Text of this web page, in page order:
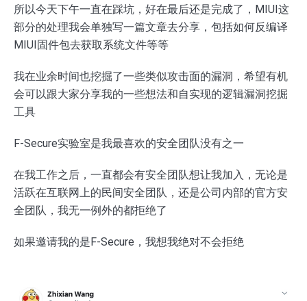
所以今天下午一直在踩坑，好在最后还是完成了，MIUI这
部分的处理我会单独写一篇文章去分享，包括如何反编译
MIUI固件包去获取系统文件等等
我在业余时间也挖掘了一些类似攻击面的漏洞，希望有机
会可以跟大家分享我的一些想法和自实现的逻辑漏洞挖掘
工具
F-Secure实验室是我最喜欢的安全团队没有之一
在我工作之后，一直都会有安全团队想让我加入，无论是
活跃在互联网上的民间安全团队，还是公司内部的官方安
全团队，我无一例外的都拒绝了
如果邀请我的是F-Secure，我想我绝对不会拒绝